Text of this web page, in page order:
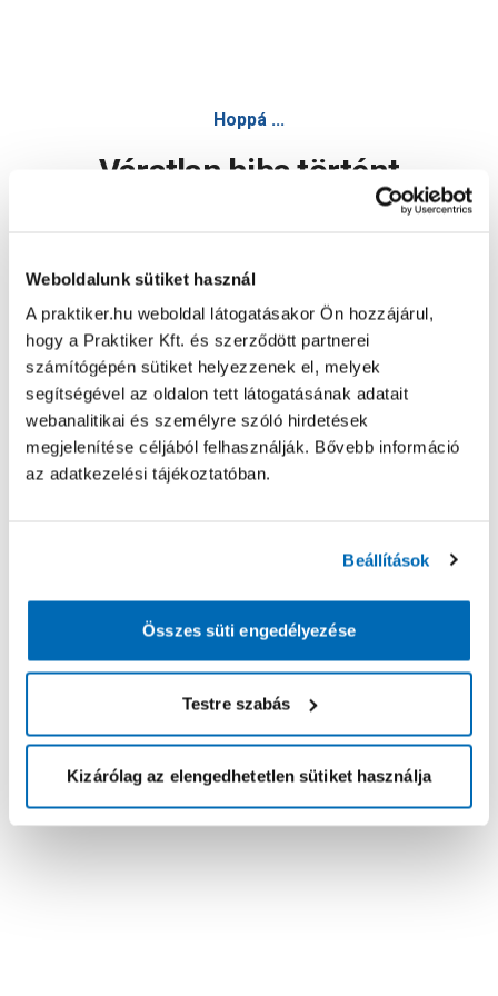
Weboldalunk sütiket használ
A praktiker.hu weboldal látogatásakor Ön hozzájárul,
hogy a Praktiker Kft. és szerződött partnerei
számítógépén sütiket helyezzenek el, melyek
segítségével az oldalon tett látogatásának adatait
webanalitikai és személyre szóló hirdetések
megjelenítése céljából felhasználják. Bővebb információ
az adatkezelési tájékoztatóban.
Beállítások
Összes süti engedélyezése
Testre szabás
Kizárólag az elengedhetetlen sütiket használja
Hoppá ...
Váratlan hiba történt
Oldal újratöltése